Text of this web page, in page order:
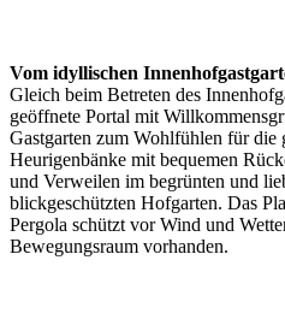
Vom idyllischen
Gleich beim Betreten des
geöffnete Portal mit
Gastgarten zum Wohlfühlen für die
Heurigenbänke mit bequemen
und Verweilen im begrünten und
blickgeschützten Hofgarten. Das
Pergola schützt vor Wind und
Bewegungsraum vorhanden.